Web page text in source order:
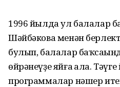
1996 йылда ул балалар
Шәйбәкова менән
булып, балалар
өйрәнеүҙе яйға һала.
программалар нәшер